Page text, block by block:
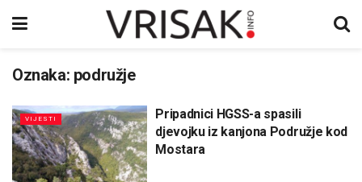
Oznaka: podružje
VIJESTI
Pripadnici HGSS-a spasili
djevojku iz kanjona Podružje kod
Mostara